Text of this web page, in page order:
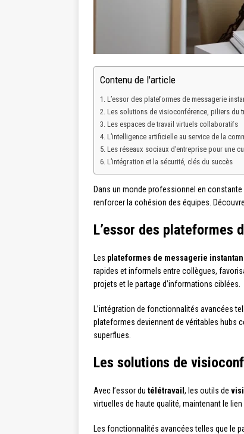
Contenu de l'article
L’essor des plateformes de messagerie
Les solutions de visioconférence, piliers du
Les espaces de travail virtuels collaboratifs
L’intelligence artificielle au service de la
Les réseaux sociaux d’entreprise pour une
L’intégration et la sécurité, clés du succès
Dans un monde professionnel en
renforcer la cohésion des équipes.
L’essor des plateformes
Les plateformes de messagerie
rapides et informels entre collègues,
projets et le partage d’informations ciblées.
L’intégration de fonctionnalités avancées
plateformes deviennent de véritables hubs
superflues.
Les solutions de
Avec l’essor du télétravail , les outils de
virtuelles de haute qualité, maintenant le
Les fonctionnalités avancées telles que le